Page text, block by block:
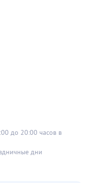
до 20:00 часов в
дни